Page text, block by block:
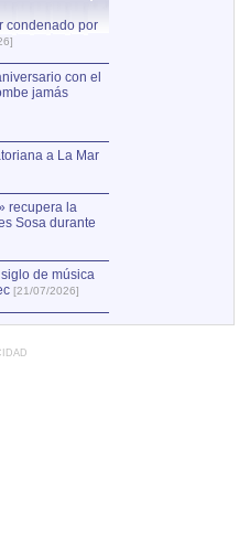
condenado por
con el
jamás
a La Mar
recupera la
Sosa durante
de música
[21/07/2026]